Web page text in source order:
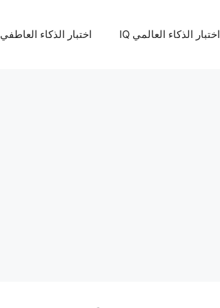
اختبار الذكاء العالمي IQ اختبار الذكاء العاطفي EQ